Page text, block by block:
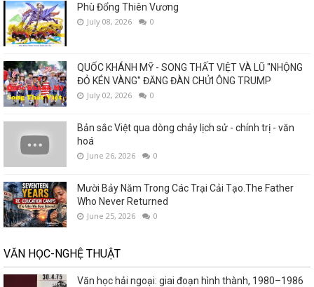
Phù Đổng Thiên Vương
July 08, 2026 0
QUỐC KHÁNH MỸ - SONG THẤT VIỆT VÀ LŨ "NHỘNG
ĐỎ KÉN VÀNG" ĐĂNG ĐÀN CHỬI ÔNG TRUMP
July 02, 2026 0
Bản sắc Việt qua dòng chảy lịch sử - chính trị - văn
hoá
June 26, 2026 0
Mười Bảy Năm Trong Các Trại Cải Tạo.The Father
Who Never Returned
June 25, 2026 0
VĂN HỌC-NGHỆ THUẬT
Văn học hải ngoại: giai đoạn hình thành, 1980–1986